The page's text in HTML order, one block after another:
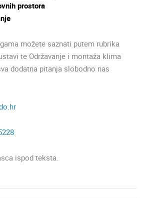
prostora
možete saznati putem rubrika
te Održavanje i montaža klima
dodatna pitanja slobodno nas
ispod teksta.